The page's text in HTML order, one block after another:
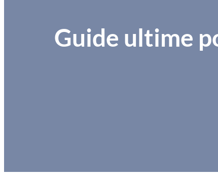
Guide ultime